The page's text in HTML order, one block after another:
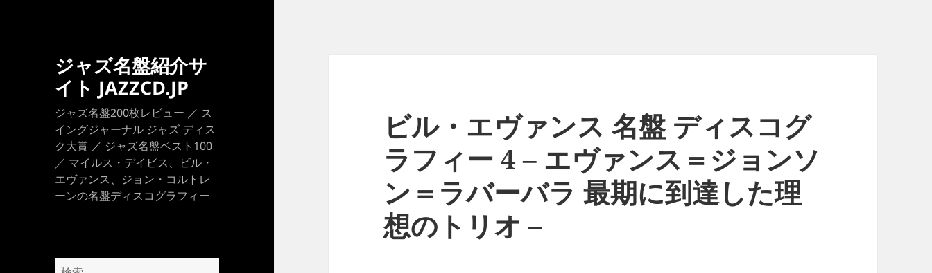
ジャズ名盤紹介サ
イト JAZZCD.JP
ジャズ名盤200枚レビュー ／ ス
イングジャーナル ジャズ ディス
ク大賞 ／ ジャズ名盤ベスト100
／ マイルス・デイビス、ビル・
エヴァンス、ジョン・コルトレ
ーンの名盤ディスコグラフィー
検
ビル・エヴァンス 名盤 ディスコグ
ラフィー 4 – エヴァンス＝ジョンソ
ン＝ラバーバラ 最期に到達した理
想のトリオ –